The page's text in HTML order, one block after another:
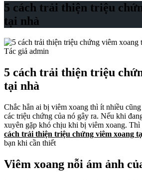
5 cách trải thiện triệu
tại nhà
Tác giả admin
5 cách trải thiện triệu
tại nhà
Chắc hẳn ai bị viêm xoang thì ít nhiều
các triệu chứng của nó gây ra. Nếu khi
xuyên gặp khó chịu khi bị viêm xoang. Thì
cách trải thiện triệu chứng viêm xoang
bạn khi cần thiết
Viêm xoang nỗi ám ảnh